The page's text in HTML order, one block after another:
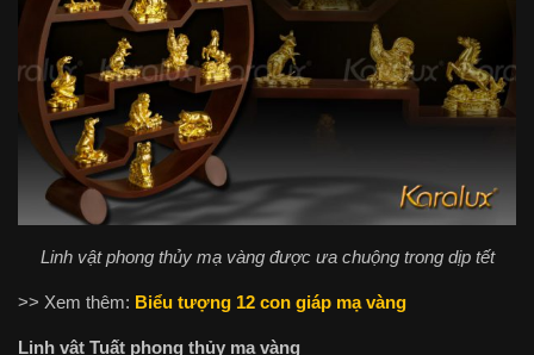
Linh vật phong thủy mạ vàng được ưa chuộng trong dịp tết
>> Xem thêm: Biểu tượng 12 con giáp mạ vàng
Linh vật Tuất phong thủy mạ vàng